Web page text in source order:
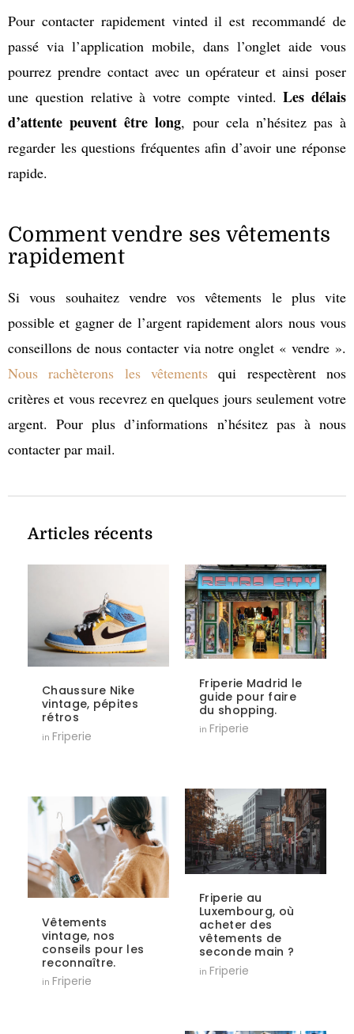
Pour contacter rapidement vinted il est recommandé de
passé via l’application mobile, dans l’onglet aide vous
pourrez prendre contact avec un opérateur et ainsi poser
une question relative à votre compte vinted.Les délais
d’attente peuvent être long, pour cela n’hésitez pas à
regarder les questions fréquentes afin d’avoir une réponse
rapide.
Comment vendre ses vêtements
rapidement
Si vous souhaitez vendre vos vêtements le plus vite
possible et gagner de l’argent rapidement alors nous vous
conseillons de nous contacter via notre onglet « vendre ».
Nous rachèterons les vêtements qui respectèrent nos
critères et vous recevrez en quelques jours seulement votre
argent. Pour plus d’informations n’hésitez pas à nous
contacter par mail.
Articles récents
Chaussure Nike
vintage, pépites
rétros
in Friperie
Friperie Madrid le
guide pour faire
du shopping.
in Friperie
Friperie au
Luxembourg, où
acheter des
vêtements de
seconde main ?
in Friperie
Vêtements
vintage, nos
conseils pour les
reconnaître.
in Friperie